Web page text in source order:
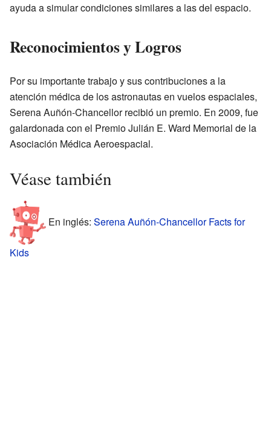
ayuda a simular condiciones similares a las del espacio.
Reconocimientos y Logros
Por su importante trabajo y sus contribuciones a la
atención médica de los astronautas en vuelos espaciales,
Serena Auñón-Chancellor recibió un premio. En 2009, fue
galardonada con el Premio Julián E. Ward Memorial de la
Asociación Médica Aeroespacial.
Véase también
En inglés: Serena Auñón-Chancellor Facts for
Kids